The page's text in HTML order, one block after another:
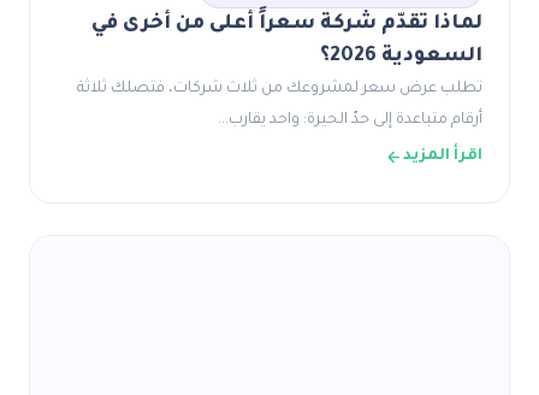
لماذا تقدّم شركة سعراً أعلى من أخرى في
السعودية 2026؟
تطلب عرض سعر لمشروعك من ثلاث شركات، فتصلك ثلاثة
أرقام متباعدة إلى حدّ الحيرة: واحد يقارب…
اقرأ المزيد